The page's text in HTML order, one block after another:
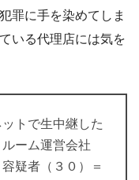
罪に手を染めてしま
いる代理店には気を
トで生中継した
ーム運営会社
疑者（３０）＝